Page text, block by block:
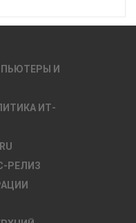
И
ИТ-
РЕЛИЗ